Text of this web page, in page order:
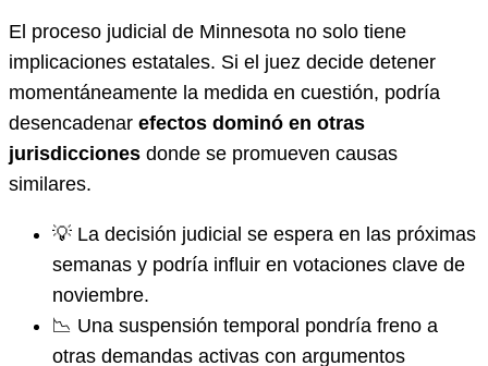
El proceso judicial de Minnesota no solo tiene
implicaciones estatales. Si el juez decide detener
momentáneamente la medida en cuestión, podría
desencadenar efectos dominó en otras
jurisdicciones donde se promueven causas
similares.
💡 La decisión judicial se espera en las próximas
semanas y podría influir en votaciones clave de
noviembre.
📉 Una suspensión temporal pondría freno a
otras demandas activas con argumentos